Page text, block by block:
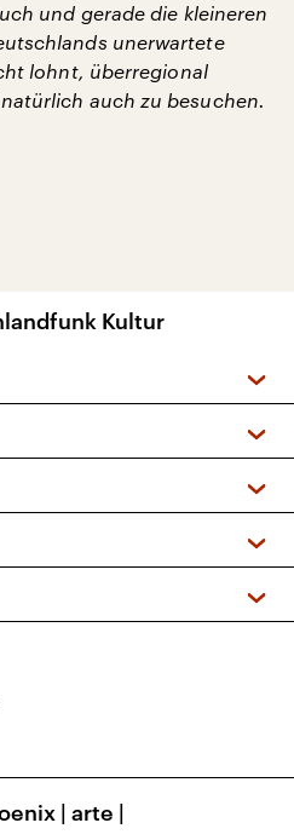
und gerade die kleineren
unerwartete
lohnt, überregional
auch zu besuchen.
Kultur
DAB+)
| arte |